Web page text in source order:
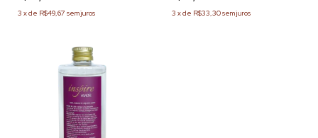
3 xde R$49,67 sem juros
3 xde R$33,30sem juros